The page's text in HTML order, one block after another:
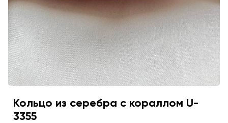
Кольцо из серебра с кораллом U-
3355